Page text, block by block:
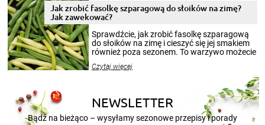
pełni poczuć atmosferę cieplejszych
miesięcy. Przygotowanie słoików ze
smakowitą zawartością musi obejmować
patenty, które pozwolą zachować świeżość
przetworów.
Jak zrobić fasolkę szparagową do słoików na zimę?
Jak zawekować?
Sprawdźcie, jak zrobić fasolkę szparagową
do słoików na zimę i cieszyć się jej smakiem
również poza sezonem. To warzywo możecie
nasze propozycje!
Czytaj więcej
NEWSLETTER
Bądź na bieżąco – wysyłamy sezonowe przepisy i porady